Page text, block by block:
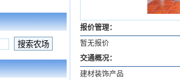
报价管理：
暂无报价
交通概况：
建材装饰产品